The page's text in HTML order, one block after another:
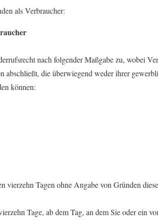
als Verbraucher:
nach folgender Maßgabe zu, wobei
abschließt, die überwiegend weder ihrer
können:
vierzehn Tagen ohne Angabe von Gründen
Tage, ab dem Tag, an dem Sie oder ein